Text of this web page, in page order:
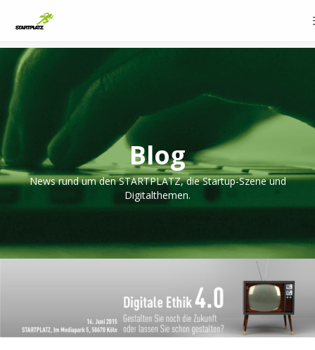
Blog
News rund um den STARTPLATZ, die Startup-Szene und
Digitalthemen.